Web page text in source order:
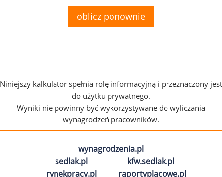
oblicz ponownie
Niniejszy kalkulator spełnia rolę informacyjną i przeznaczony jest
do użytku prywatnego.
Wyniki nie powinny być wykorzystywane do wyliczania
wynagrodzeń pracowników.
wynagrodzenia.pl
sedlak.pl
kfw.sedlak.pl
rynekpracy.pl
raportyplacowe.pl